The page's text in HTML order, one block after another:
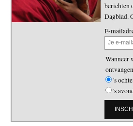
berichten
Dagblad.
E-
Wanneer
's
's